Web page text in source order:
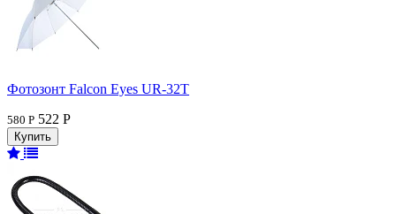
Фотозонт Falcon Eyes UR-32T
580 Р 522 Р